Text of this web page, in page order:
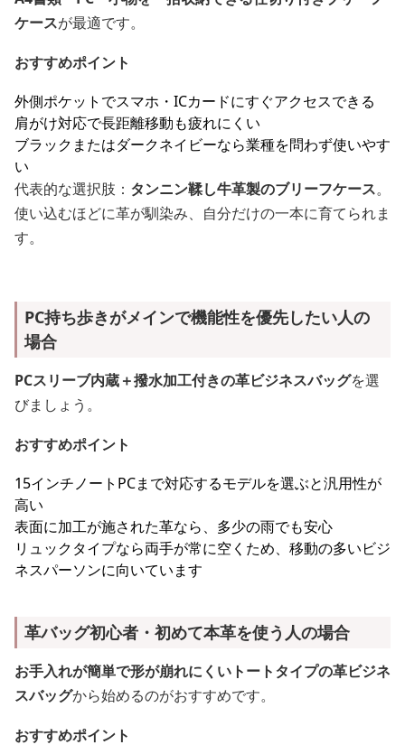
ケースが最適です。
おすすめポイント
外側ポケットでスマホ・ICカードにすぐアクセスできる
肩がけ対応で長距離移動も疲れにくい
ブラックまたはダークネイビーなら業種を問わず使いやす
い
代表的な選択肢： タンニン鞣し牛革製のブリーフケース。
使い込むほどに革が馴染み、自分だけの一本に育てられま
す。
PC持ち歩きがメインで機能性を優先したい人の
場合
PCスリーブ内蔵＋撥水加工付きの革ビジネスバッグを選
びましょう。
おすすめポイント
15インチノートPCまで対応するモデルを選ぶと汎用性が
高い
表面に加工が施された革なら、多少の雨でも安心
リュックタイプなら両手が常に空くため、移動の多いビジ
ネスパーソンに向いています
革バッグ初心者・初めて本革を使う人の場合
お手入れが簡単で形が崩れにくいトートタイプの革ビジネ
スバッグから始めるのがおすすめです。
おすすめポイント